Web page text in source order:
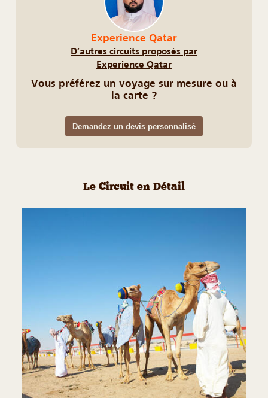
Experience Qatar
D’autres circuits proposés par
Experience Qatar
Vous préférez un voyage sur mesure ou à
la carte ?
Demandez un devis personnalisé
Le Circuit en Détail